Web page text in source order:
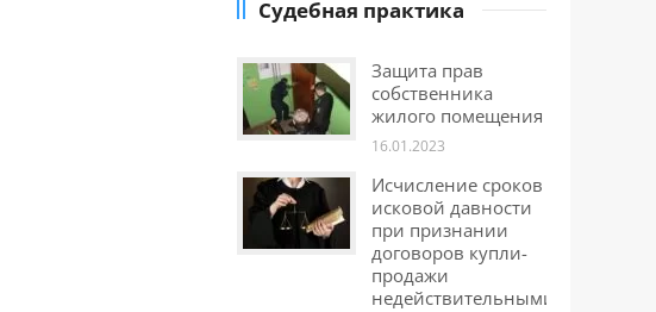
Судебная практика
Защита прав
собственника
жилого помещения
16.01.2023
Исчисление сроков
исковой давности
при признании
договоров купли-
продажи
недействительными